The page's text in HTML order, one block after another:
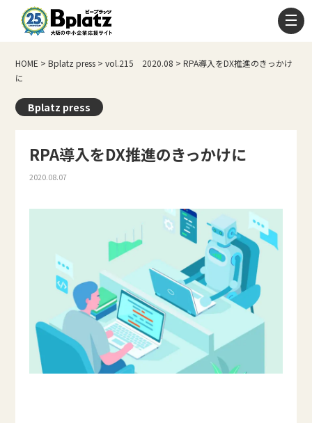
HOME >Bplatz press >vol.215 2020.08 >RPA導入をDX推進のきっかけ
に
Bplatz press
RPA導入をDX推進のきっかけに
2020.08.07